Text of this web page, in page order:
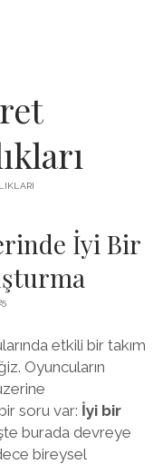
BEDAVA
İyi Bir
etkili bir takım
Oyuncuların
soru var: İyi bir
burada devreye
bireysel